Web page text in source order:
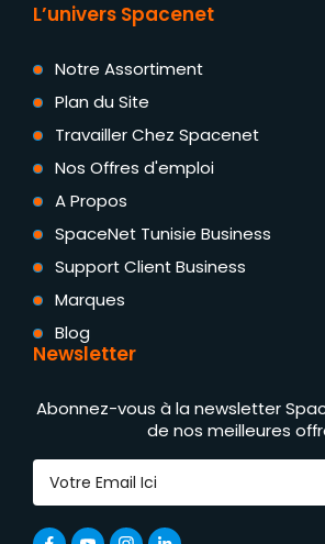
L’univers Spacenet
Notre Assortiment
Plan du Site
Travailler Chez Spacenet
Nos Offres d'emploi
A Propos
SpaceNet Tunisie Business
Support Client Business
Marques
Blog
Newsletter
Abonnez-vous à la newsletter
de nos meilleures